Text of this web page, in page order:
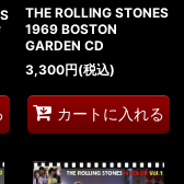
THE ROLLING STONES
1969 BOSTON
GARDEN CD
3,300円(税込)
カートに入れる